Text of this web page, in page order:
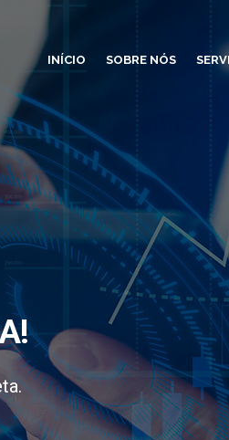
INÍCIO SOBRE NÓS